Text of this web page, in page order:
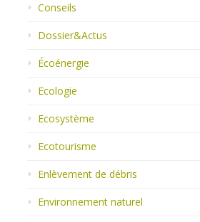
Conseils
Dossier&Actus
Écoénergie
Ecologie
Ecosystème
Ecotourisme
Enlèvement de débris
Environnement naturel